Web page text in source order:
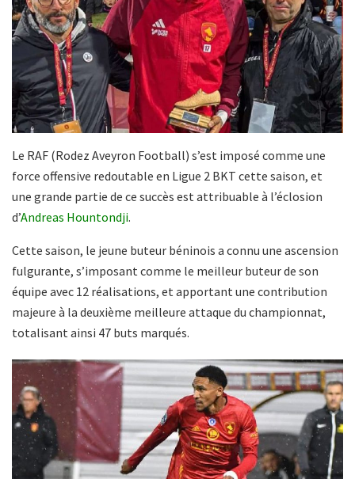
Le RAF (Rodez Aveyron Football) s’est imposé comme une
force offensive redoutable en Ligue 2 BKT cette saison, et
une grande partie de ce succès est attribuable à l’éclosion
d’Andreas Hountondji.
Cette saison, le jeune buteur béninois a connu une ascension
fulgurante, s’imposant comme le meilleur buteur de son
équipe avec 12 réalisations, et apportant une contribution
majeure à la deuxième meilleure attaque du championnat,
totalisant ainsi 47 buts marqués.